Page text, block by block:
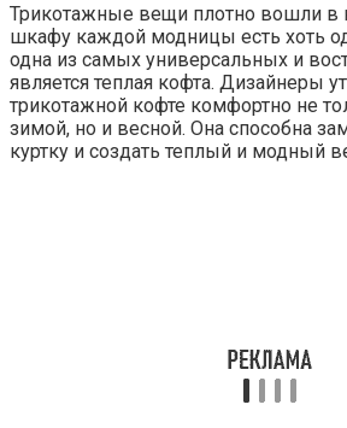
Трикотажные вещи плотно вошли в
шкафу каждой модницы есть хоть
одна из самых универсальных и
является теплая кофта. Дизайнеры
трикотажной кофте комфортно не
зимой, но и весной. Она способна
куртку и создать теплый и модный